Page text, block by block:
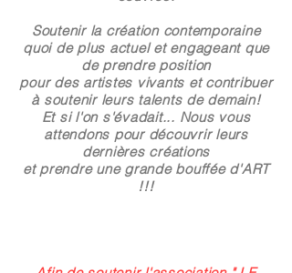
Soutenir la création contemporaine
quoi de plus actuel et engageant que
de prendre position
pour des artistes vivants et contribuer
à soutenir leurs talents de demain!
Et si l'on s'évadait... Nous vous
attendons pour découvrir leurs
dernières créations
et prendre une grande bouffée d'ART
!!!